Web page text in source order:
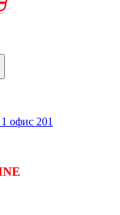
офис 201